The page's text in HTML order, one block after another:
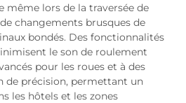
même lors de la traversée de
changements brusques de
bondés. Des fonctionnalités
le son de roulement
pour les roues et à des
de précision, permettant un
les hôtels et les zones